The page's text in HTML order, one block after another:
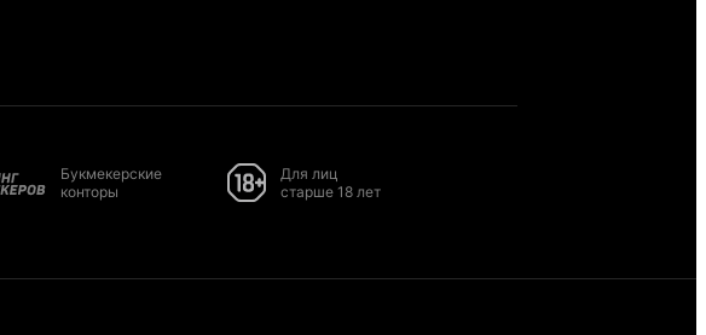
Букмекерские
конторы
Для лиц
старше 18 лет